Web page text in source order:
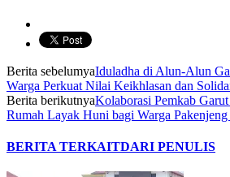
Berita sebelumyaIduladha di Alun-Alun
Warga Perkuat Nilai Keikhlasan dan
Berita berikutnyaKolaborasi Pemkab
Rumah Layak Huni bagi Warga
BERITA TERKAITDARI PENULIS